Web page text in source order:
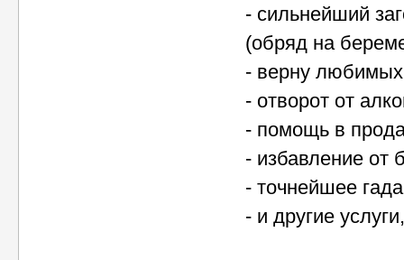
- сильнейший
(обряд на
- верну
- отворот от
- помощь в
- избавление от
- точнейшее
- и другие